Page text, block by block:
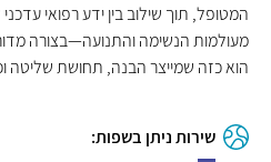
המטופל, תוך שילוב בין ידע רפואי עדכני
מעולמות הנשימה והתנועה—בצורה
הוא כזה שמייצר הבנה, תחושת שליטה
שירות ניתן בשפות: